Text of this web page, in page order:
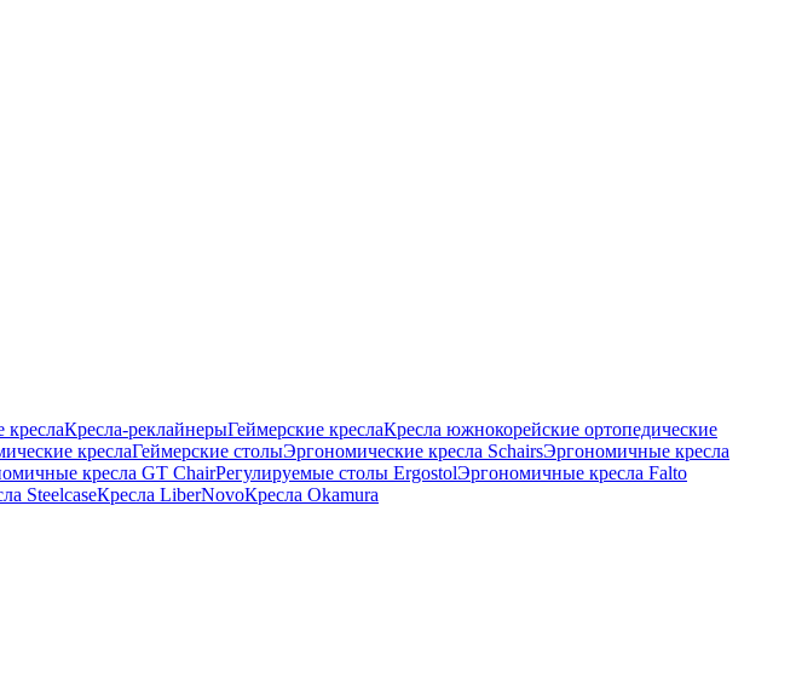
креслаКресла-реклайнерыГеймерские креслаКресла южнокорейские ортопедические
креслаГеймерские столыЭргономические кресла SchairsЭргономичные кресла
кресла GT ChairРегулируемые столы ErgostolЭргономичные кресла Falto
SteelcaseКресла LiberNovoКресла Okamura